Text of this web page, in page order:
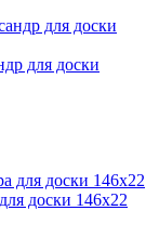
для доски
доски 146х22